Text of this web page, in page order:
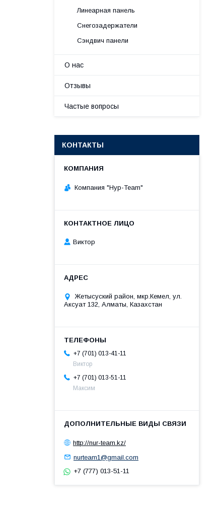
Линеарная панель
Снегозадержатели
Сэндвич панели
О нас
Отзывы
Частые вопросы
КОНТАКТЫ
Компания "Нур-Team"
Виктор
Жетысуский район, мкр.Кемел, ул.
Аксуат 132, Алматы, Казахстан
+7 (701) 013-41-11
Виктор
+7 (701) 013-51-11
Максим
http://nur-team.kz/
nurteam1@gmail.com
+7 (777) 013-51-11